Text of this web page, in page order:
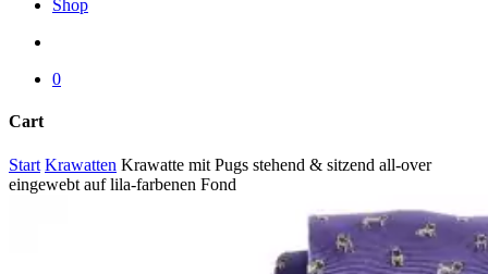
Shop
0
Cart
Close
Cart
Start Krawatten Krawatte mit Pugs stehend & sitzend all-over
eingewebt auf lila-farbenen Fond